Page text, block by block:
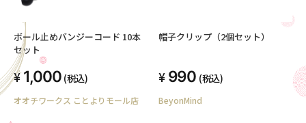
ボール止めバンジーコード 10本
セット
1,000 (税込)
オオチワークス ことよりモール店
帽子クリップ（2個セット）
990 (税込)
BeyonMind